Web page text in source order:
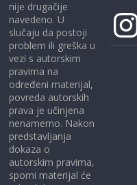
nije drugačije
navedeno. U
slučaju da postoji
problem ili greška u
vezi s autorskim
pravima na
određeni materijal,
povreda autorskih
prava je učinjena
nenamerno. Nakon
predstavljanja
dokaza o
autorskim pravima,
sporni materijal će